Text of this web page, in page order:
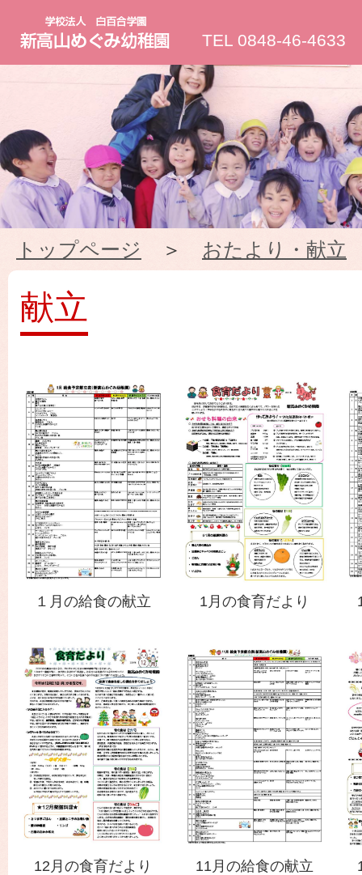
新
高
山
め
ぐ
み
園
TEL 0848-46-4633
トップページ ＞ おたより・献立
献立
１月の給食の献立 1月の食育だより
12月の食育だより 11月の給食の献立